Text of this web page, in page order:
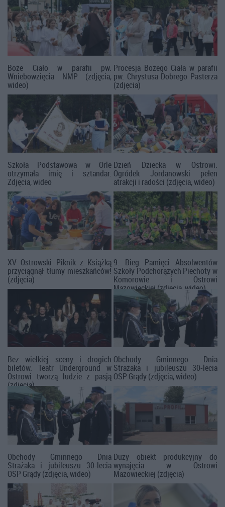
Boże Ciało w parafii pw.
Wniebowzięcia NMP (zdjęcia,
wideo)
Procesja Bożego Ciała w parafii
pw. Chrystusa Dobrego Pasterza
(zdjęcia)
Szkoła Podstawowa w Orle
otrzymała imię i sztandar.
Zdjęcia, wideo
Dzień Dziecka w Ostrowi.
Ogródek Jordanowski pełen
atrakcji i radości (zdjęcia, wideo)
XV Ostrowski Piknik z Książką
przyciągnął tłumy mieszkańców!
(zdjęcia)
9. Bieg Pamięci Absolwentów
Szkoły Podchorążych Piechoty w
Komorowie i Ostrowi
Mazowieckiej (zdjęcia, wideo)
Bez wielkiej sceny i drogich
biletów. Teatr Underground w
Ostrowi tworzą ludzie z pasją
(zdjęcia)
Obchody Gminnego Dnia
Strażaka i jubileuszu 30-lecia
OSP Grądy (zdjęcia, wideo)
Obchody Gminnego Dnia
Strażaka i jubileuszu 30-lecia
OSP Grądy (zdjęcia, wideo)
Duży obiekt produkcyjny do
wynajęcia w Ostrowi
Mazowieckiej (zdjęcia)